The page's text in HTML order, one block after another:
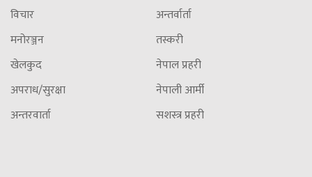
विचार
मनोरञ्जन
खेलकुद
अपराध/सुरक्षा
अन्तरवार्ता
अन्तर्वार्ता
तस्करी
नेपाल प्रहरी
नेपाली आर्मी
सशस्त्र प्रहरी